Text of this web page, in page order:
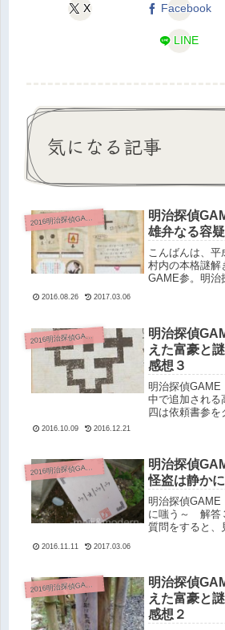
X Facebook
LINE
気になる記事
2016明治探偵GAME 明治連続神隠しの怪 問題と解答
明治探偵
雄弁なる容
こんばんは、
村内の本格謎解
GAME参。明治
GAME。
2016.08.26 2017.03.06
2016明治探偵GAME 明治連続神隠しの怪 問題と解答
明治探偵
えた富豪と
感想３
明治探偵
中で追加される
四は依頼書参を
2016.10.09 2016.12.21
2016明治探偵GAME 明治連続神隠しの怪 問題と解答
明治探偵
怪盗は静か
明治探偵
に嗤う～ 解答
質問をすると、
2016.11.11 2017.03.06
2016明治探偵GAME 明治連続神隠しの怪 問題と解答
明治探偵
えた富豪と
感想２